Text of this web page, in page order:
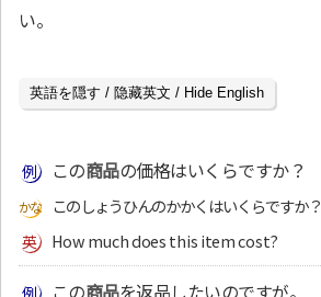
い。
英語を隠す / 隐藏英文 / Hide English
この商品の価格はいくらですか？
このしょうひんのかかくはいくらですか？
How much does this item cost?
この商品を返品したいのですが。